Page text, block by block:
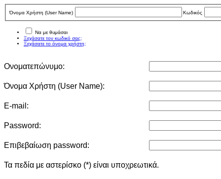
Όνομα Χρήστη (User Νame) Κωδικός
Να με θυμάσαι
Ξεχάσατε τον κωδικό σας;
Ξεχάσατε το όνομα χρήστη;
Ονοματεπώνυμο:
Όνομα Χρήστη (User Νame):
E-mail:
Password:
Επιβεβαίωση password:
Τα πεδία με αστερίσκο (*) είναι υποχρεωτικά.